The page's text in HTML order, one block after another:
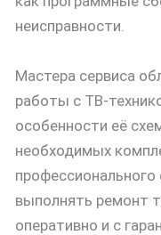
неисправности.
Мастера сервиса
работы с ТВ-
особенности её
необходимых
выполнять ремонт
оперативно и с